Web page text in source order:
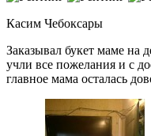
Касим Чебоксары
Заказывал букет маме на
учли все пожелания и с
главное мама осталась